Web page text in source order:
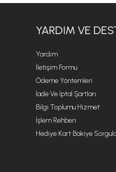
YARDIM VE
Yardım
İletişim Formu
Ödeme Yöntemleri
İade Ve İptal Şartları
Bilgi Toplumu Hizmet
İşlem Rehberi
Hediye Kart Bakiye